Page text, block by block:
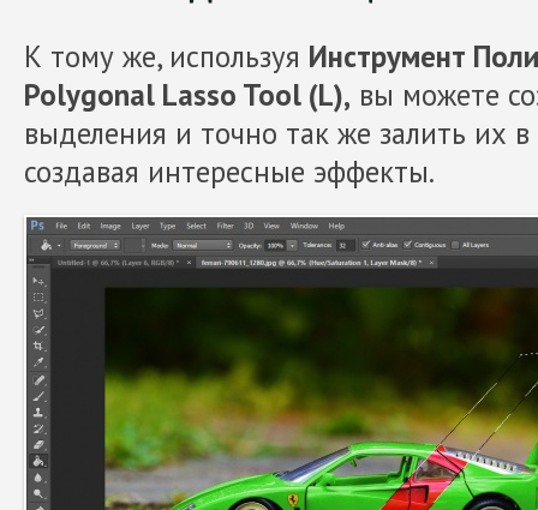
К тому же, используя Инструмент
Polygonal Lasso Tool (L), вы можете
выделения и точно так же залить их
создавая интересные эффекты.